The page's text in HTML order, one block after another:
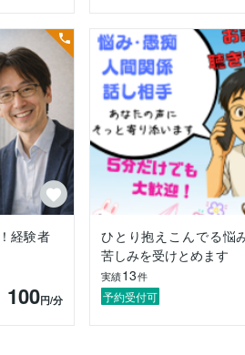
経験者
100円/分
ひとり抱えこんでる悩
苦しみを受けとめます
実績13件
予約受付可